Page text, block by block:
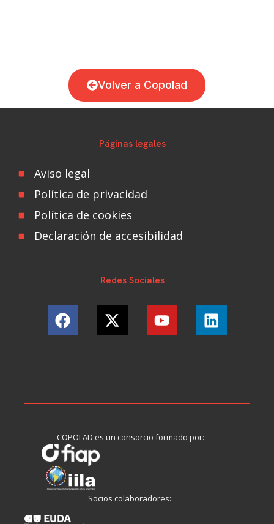
Volver a Copolad
Páginas legales
Aviso legal
Política de privacidad
Política de cookies
Declaración de accesibilidad
Redes Sociales
COPOLAD es un consorcio formado por:
Socios colaboradores: